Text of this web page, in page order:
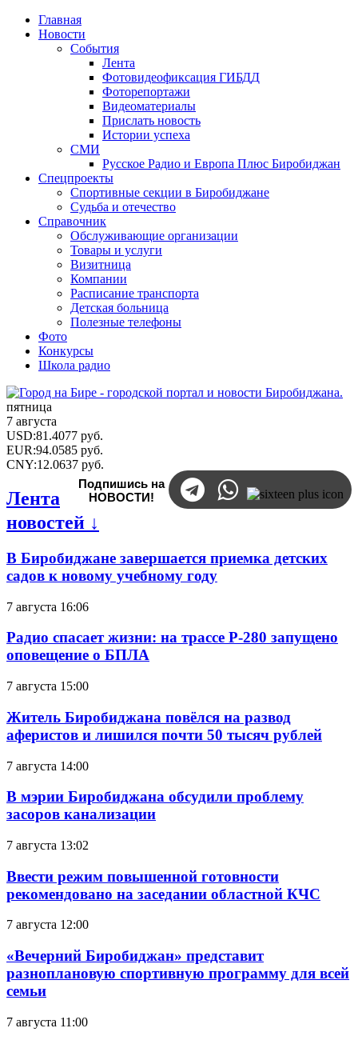
Главная
Новости
События
Лента
Фотовидеофиксация ГИБДД
Фоторепортажи
Видеоматериалы
Прислать новость
Истории успеха
СМИ
Русское Радио и Европа Плюс Биробиджан
Спецпроекты
Спортивные секции в Биробиджане
Судьба и отечество
Справочник
Обслуживающие организации
Товары и услуги
Визитница
Компании
Расписание транспорта
Детская больница
Полезные телефоны
Фото
Конкурсы
Школа радио
пятница
7 августа
USD:81.4077 руб.
EUR:94.0585 руб.
CNY:12.0637 руб.
Подпишись на
НОВОСТИ!
Лента
новостей ↓
В Биробиджане завершается приемка детских
садов к новому учебному году
7 августа 16:06
Радио спасает жизни: на трассе Р-280 запущено
оповещение о БПЛА
7 августа 15:00
Житель Биробиджана повёлся на развод
аферистов и лишился почти 50 тысяч рублей
7 августа 14:00
В мэрии Биробиджана обсудили проблему
засоров канализации
7 августа 13:02
Ввести режим повышенной готовности
рекомендовано на заседании областной КЧС
7 августа 12:00
«Вечерний Биробиджан» представит
разноплановую спортивную программу для всей
семьи
7 августа 11:00